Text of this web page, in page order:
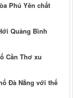
Phú Yên chất
Quảng Bình
Cần Thơ xu
Đà Nẵng với thế